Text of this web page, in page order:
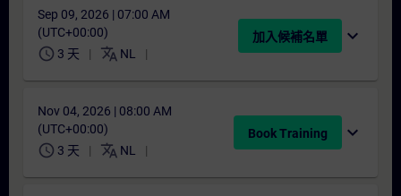
Sep 09, 2026 | 07:00 AM
(UTC+00:00)
schedule 3 天 translate NL
加入候補名單 expand_more
Nov 04, 2026 | 08:00 AM
(UTC+00:00)
schedule 3 天 translate NL
Book Training expand_more